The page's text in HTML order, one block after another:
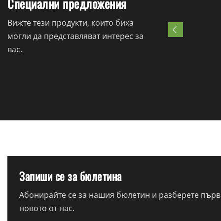
Специални предложения
Вижте тези продукти, които биха
могли да представляват интерес за
вас.
Запиши се за бюлетина
Абонирайте се за нашия бюлетин и разберете
новото от нас.